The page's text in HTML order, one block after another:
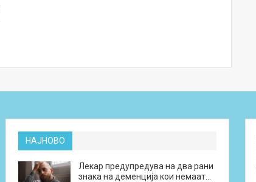
НАЈНОВО
Лекар предупредува на два рани
знака на деменција кои немаат…